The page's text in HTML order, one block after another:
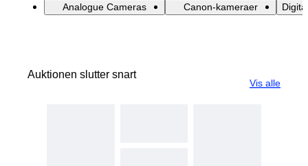
Analogue Cameras Canon-kameraer
Auktionen slutter snart
Vis alle